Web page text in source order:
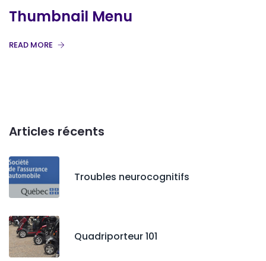
Thumbnail Menu
READ MORE
Articles récents
Troubles neurocognitifs
Quadriporteur 101